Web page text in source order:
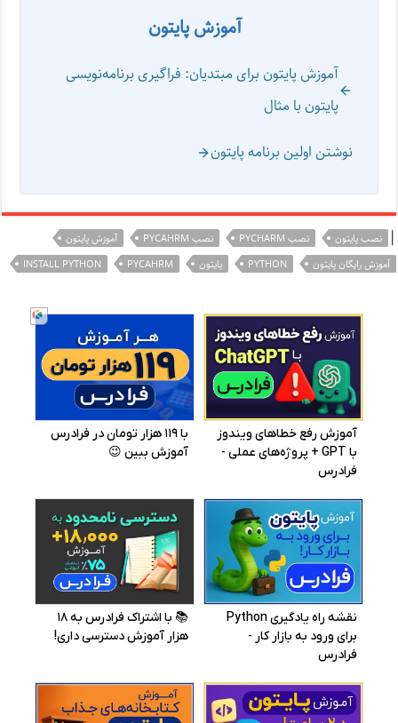
آموزش پایتون
آموزش پایتون برای مبتدیان: فراگیری برنامه‌نویسی
پایتون با مثال
نوشتن اولین برنامه پایتون
| نصب پایتون نصب PYCHARM نصب PYCAHRM
آموزش پایتون
آموزش رایگان پایتون
PYTHON پایتون PYCAHRM
INSTALL PYTHON